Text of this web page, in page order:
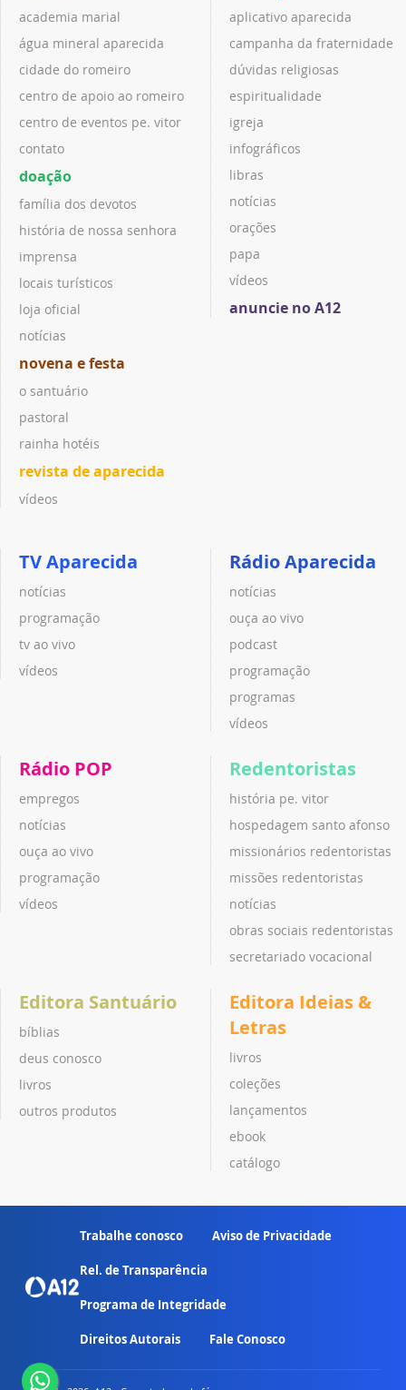
academia marial
água mineral aparecida
cidade do romeiro
centro de apoio ao romeiro
centro de eventos pe. vitor
contato
doação
família dos devotos
história de nossa senhora
imprensa
locais turísticos
loja oficial
notícias
novena e festa
o santuário
pastoral
rainha hotéis
revista de aparecida
vídeos
aplicativo aparecida
campanha da fraternidade
dúvidas religiosas
espiritualidade
igreja
infográficos
libras
notícias
orações
papa
vídeos
anuncie no A12
TV Aparecida
notícias
programação
tv ao vivo
vídeos
Rádio Aparecida
notícias
ouça ao vivo
podcast
programação
programas
vídeos
Rádio POP
empregos
notícias
ouça ao vivo
programação
vídeos
Redentoristas
história pe. vitor
hospedagem santo afonso
missionários redentoristas
missões redentoristas
notícias
obras sociais redentoristas
secretariado vocacional
Editora Santuário
bíblias
deus conosco
livros
outros produtos
Editora Ideias &
Letras
livros
coleções
lançamentos
ebook
catálogo
Trabalhe conosco Aviso de Privacidade
Rel. de Transparência
Programa de Integridade
Direitos Autorais Fale Conosco